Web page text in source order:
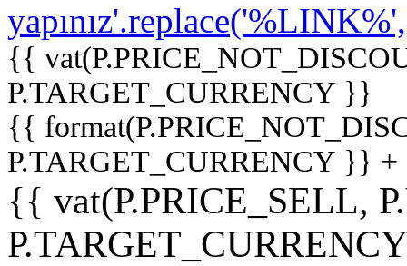
{{
P.TARGET_CURRENCY }}
{{
P.TARGET_CURRENCY }}
{{ vat(P.PRICE_SELL,